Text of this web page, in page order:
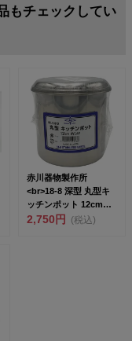
もチェックしてい
赤川器物製作所
<br>18-8 深型 丸型キ
ッチンポット 12cm
(手...
2,750円 (税込)